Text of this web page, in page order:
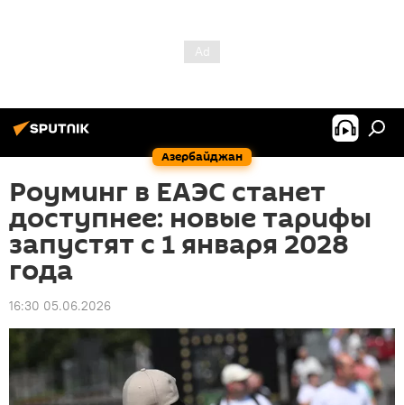
Азербайджан
Роуминг в ЕАЭС станет
доступнее: новые тарифы
запустят с 1 января 2028
года
16:30 05.06.2026